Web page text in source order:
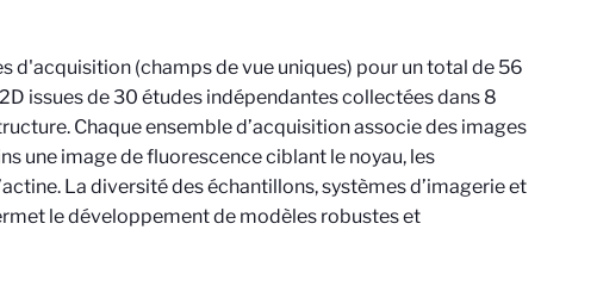
d'acquisition (champs de vue uniques) pour un total de 56
issues de 30 études indépendantes collectées dans 8
Chaque ensemble d’acquisition associe des images
une image de fluorescence ciblant le noyau, les
La diversité des échantillons, systèmes d’imagerie et
le développement de modèles robustes et